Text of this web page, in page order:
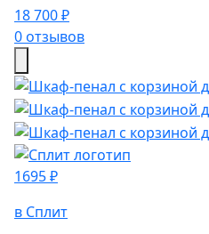
18 700 ₽
0 отзывов
1695 ₽
в Сплит